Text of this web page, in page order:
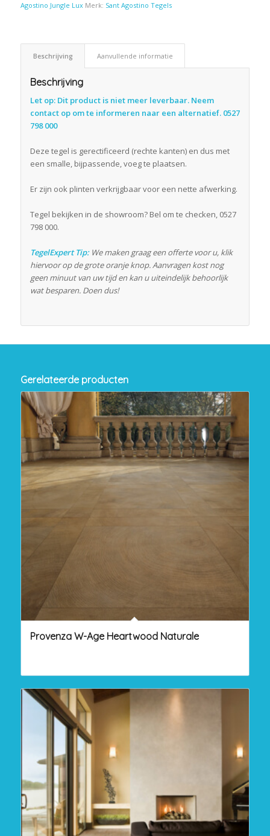
Agostino Jungle Lux Merk: Sant Agostino Tegels
Beschrijving Aanvullende informatie
Beschrijving
Let op: Dit product is niet meer leverbaar. Neem
contact op om te informeren naar een alternatief. 0527
798 000
Deze tegel is gerectificeerd (rechte kanten) en dus met
een smalle, bijpassende, voeg te plaatsen.
Er zijn ook plinten verkrijgbaar voor een nette afwerking.
Tegel bekijken in de showroom? Bel om te checken, 0527
798 000.
TegelExpert Tip:We maken graag een offerte voor u, klik
hiervoor op de grote oranje knop. Aanvragen kost nog
geen minuut van uw tijd en kan u uiteindelijk behoorlijk
wat besparen. Doen dus!
Gerelateerde producten
Provenza W-Age Heartwood Naturale